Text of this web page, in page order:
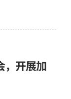
，开展加